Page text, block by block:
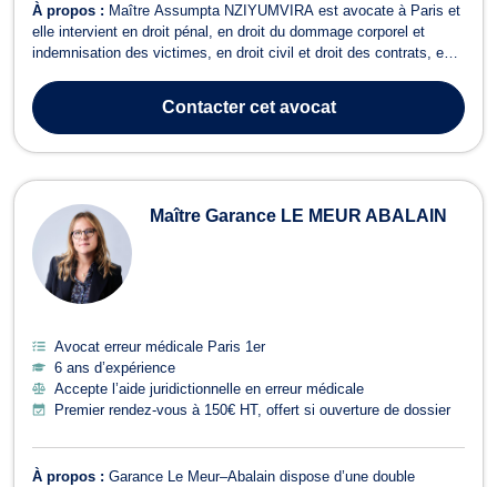
À propos : Maître Assumpta NZIYUMVIRA est avocate à Paris et
elle intervient en droit pénal, en droit du dommage corporel et
indemnisation des victimes, en droit civil et droit des contrats, en
saisie et procédure d’exécution. En premier lieu, Maître Assumpta
NZIYUMV...
Contactercet avocat
Maître Garance LE MEUR ABALAIN
Avocat erreur médicale Paris 1er
6 ans d’expérience
Accepte l’aide juridictionnelle en erreur médicale
Premier rendez-vous à 150€ HT, offert si ouverture de dossier
À propos : Garance Le Meur–Abalain dispose d’une double